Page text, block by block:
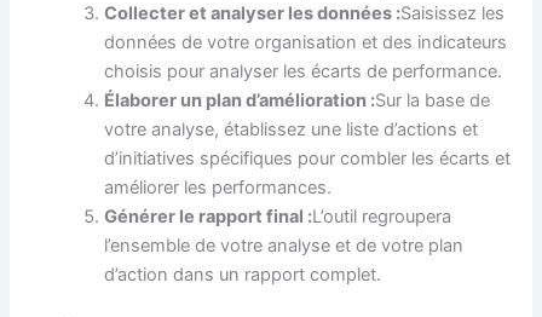
Collecter et analyser les données :Saisissez les
données de votre organisation et des indicateurs
choisis pour analyser les écarts de performance.
Élaborer un plan d’amélioration :Sur la base de
votre analyse, établissez une liste d’actions et
d’initiatives spécifiques pour combler les écarts et
améliorer les performances.
Générer le rapport final :L’outil regroupera
l’ensemble de votre analyse et de votre plan
d’action dans un rapport complet.